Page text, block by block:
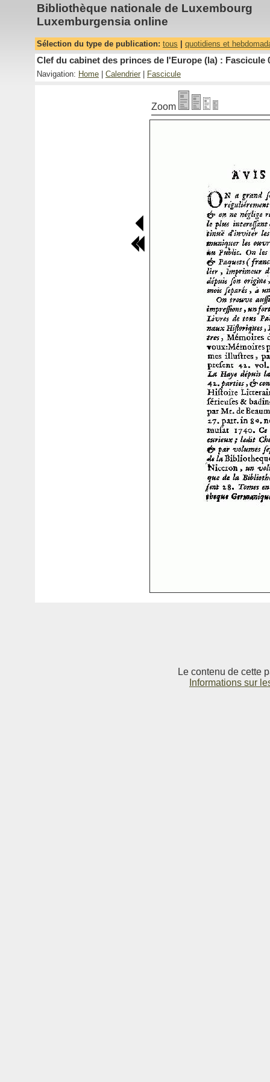
Bibliothèque nationale de Luxembourg
Luxemburgensia online
Sélection du type de publication: tous quotidiens et
Clef du cabinet des princes de l'Europe (la) : Fascicule
Navigation: Home Calendrier Fascicule
Zoom
Le contenu de cette
Informations sur